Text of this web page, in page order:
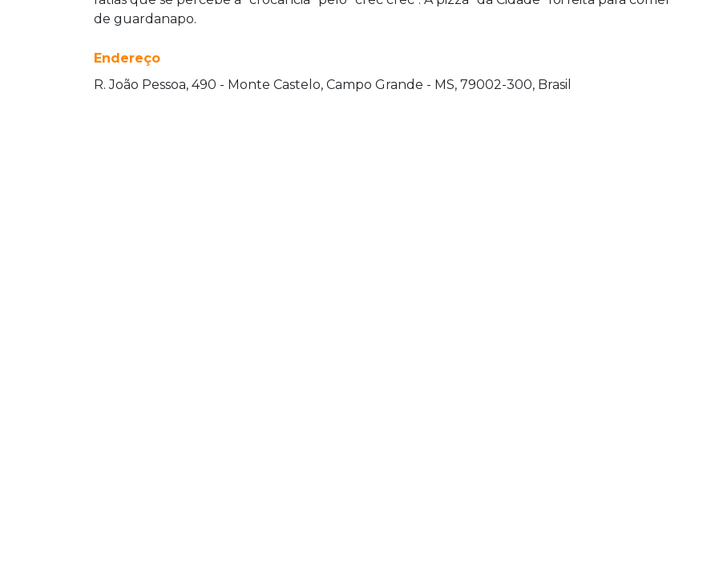
de guardanapo.
Endereço
R. João Pessoa, 490 - Monte Castelo, Campo Grande - MS, 79002-300, Brasil